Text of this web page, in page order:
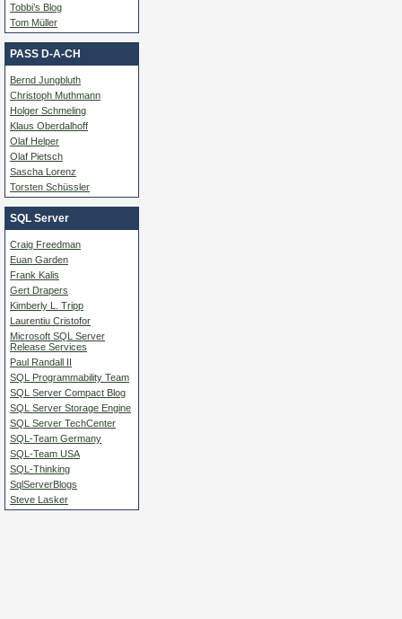
Tobbi’s Blog
Tom Müller
PASS D-A-CH
Bernd Jungbluth
Christoph Muthmann
Holger Schmeling
Klaus Oberdalhoff
Olaf Helper
Olaf Pietsch
Sascha Lorenz
Torsten Schüssler
SQL Server
Craig Freedman
Euan Garden
Frank Kalis
Gert Drapers
Kimberly L. Tripp
Laurentiu Cristofor
Microsoft SQL Server
Release Services
Paul Randall II
SQL Programmability Team
SQL Server Compact Blog
SQL Server Storage Engine
SQL Server TechCenter
SQL-Team Germany
SQL-Team USA
SQL-Thinking
SqlServerBlogs
Steve Lasker